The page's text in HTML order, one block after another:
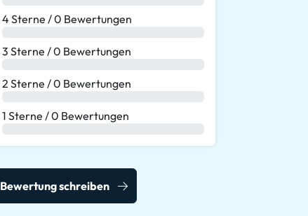
4 Sterne / 0 Bewertungen
3 Sterne / 0 Bewertungen
2 Sterne / 0 Bewertungen
1 Sterne / 0 Bewertungen
Bewertung schreiben